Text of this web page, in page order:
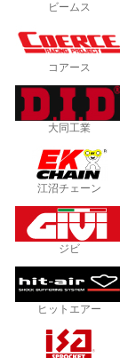
ビームス
コアース
大同工業
江沼チェーン
ジビ
ヒットエアー